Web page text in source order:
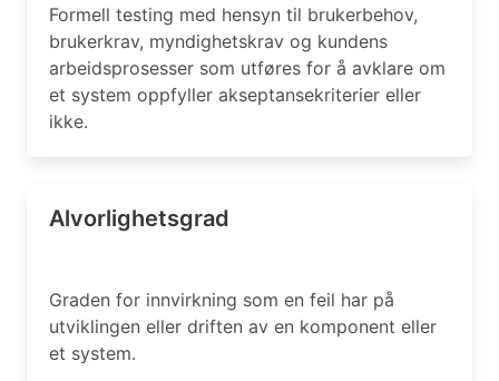
Formell testing med hensyn til brukerbehov,
brukerkrav, myndighetskrav og kundens
arbeidsprosesser som utføres for å avklare om
et system oppfyller akseptansekriterier eller
ikke.
Alvorlighetsgrad
Graden for innvirkning som en feil har på
utviklingen eller driften av en komponent eller
et system.